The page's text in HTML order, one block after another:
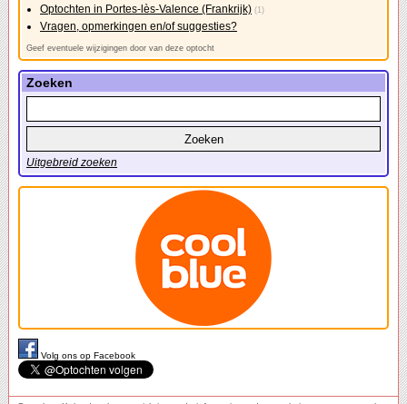
Optochten in Portes-lès-Valence (Frankrijk) (1)
Vragen, opmerkingen en/of suggesties?
Geef eventuele wijzigingen door van deze optocht
Zoeken
Uitgebreid zoeken
Volg ons op Facebook